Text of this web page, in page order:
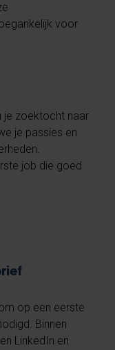
voor
je zoektocht naar
je passies en
job die goed
op een eerste
Binnen
LinkedIn en